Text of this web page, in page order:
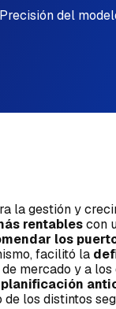
Precisión del
la gestión y
rentablescon
los
facilitó la
mercado y a
planificación
los distintos